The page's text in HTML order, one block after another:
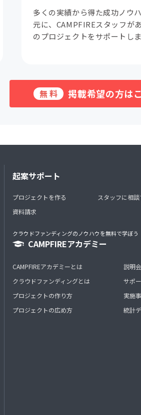
多くの実績から得た成功ノウ
元に、CAMPFIREスタッフが
のプロジェクトをサポートしま
無料 掲載希望の方は
起案サポート
プロジェクトを作る
資料請求
スタッフに相談
クラウドファンディングのノウハウを無料で学ぼう
CAMPFIREアカデミー
CAMPFIREアカデミーとは
クラウドファンディングとは
プロジェクトの作り方
プロジェクトの広め方
説明
サポ
実施
統計